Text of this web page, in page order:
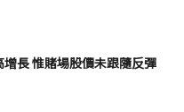
長 惟賭場股價未跟隨反彈